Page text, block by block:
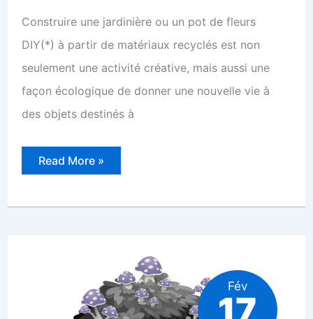
Construire une jardinière ou un pot de fleurs
DIY(*) à partir de matériaux recyclés est non
seulement une activité créative, mais aussi une
façon écologique de donner une nouvelle vie à
des objets destinés à
Construire
un
Explications
Read More »
Fév
17